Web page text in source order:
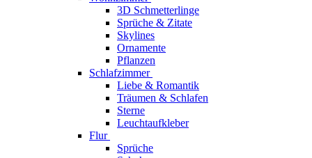
3D Schmetterlinge
Sprüche & Zitate
Skylines
Ornamente
Pflanzen
Schlafzimmer
Liebe & Romantik
Träumen & Schlafen
Sterne
Leuchtaufkleber
Flur
Sprüche